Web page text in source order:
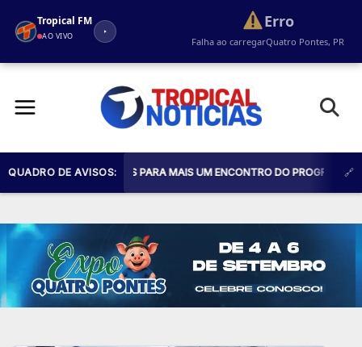
Tropical FM
AO VIVO
Erro
Falha ao carregarQuatro Pontes, PR
QUADRO DE AVISOS:
AS GESTANTES PARA MAIS UM ENCONTRO DO PROGRAMA MÃE